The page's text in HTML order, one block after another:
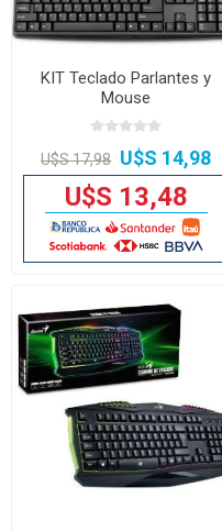
KIT Teclado Parlantes y
Mouse
U$S 17,98 U$S 14,98
U$S 13,48